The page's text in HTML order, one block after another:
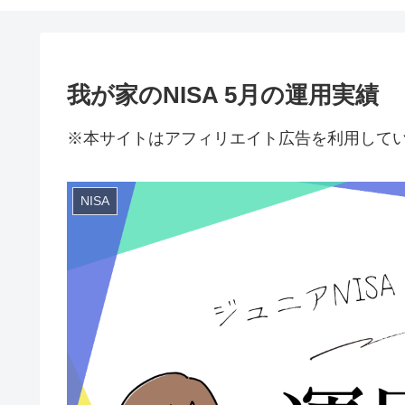
我が家のNISA 5月の運用実績
※本サイトはアフィリエイト広告を利用して
NISA